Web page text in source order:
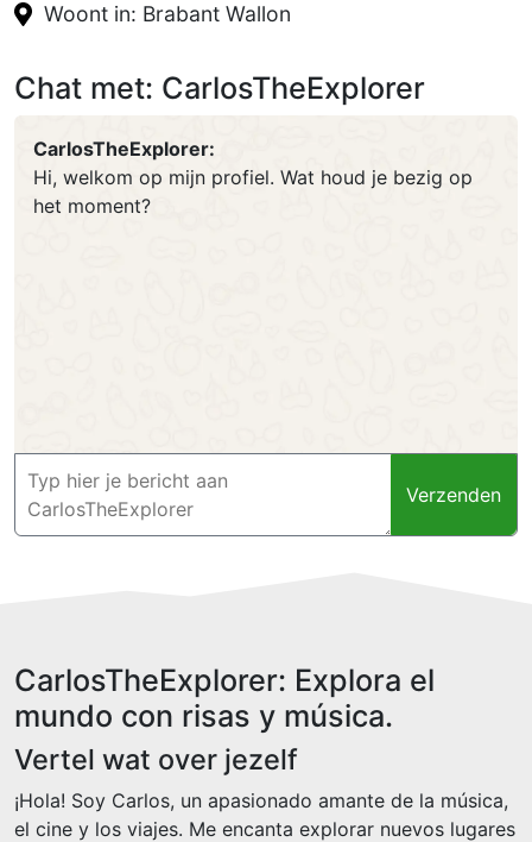
Woont in: Brabant Wallon
Chat met: CarlosTheExplorer
CarlosTheExplorer:
Hi, welkom op mijn profiel. Wat houd je bezig op
het moment?
Verzenden
CarlosTheExplorer: Explora el
mundo con risas y música.
Vertel wat over jezelf
¡Hola! Soy Carlos, un apasionado amante de la música,
el cine y los viajes. Me encanta explorar nuevos lugares